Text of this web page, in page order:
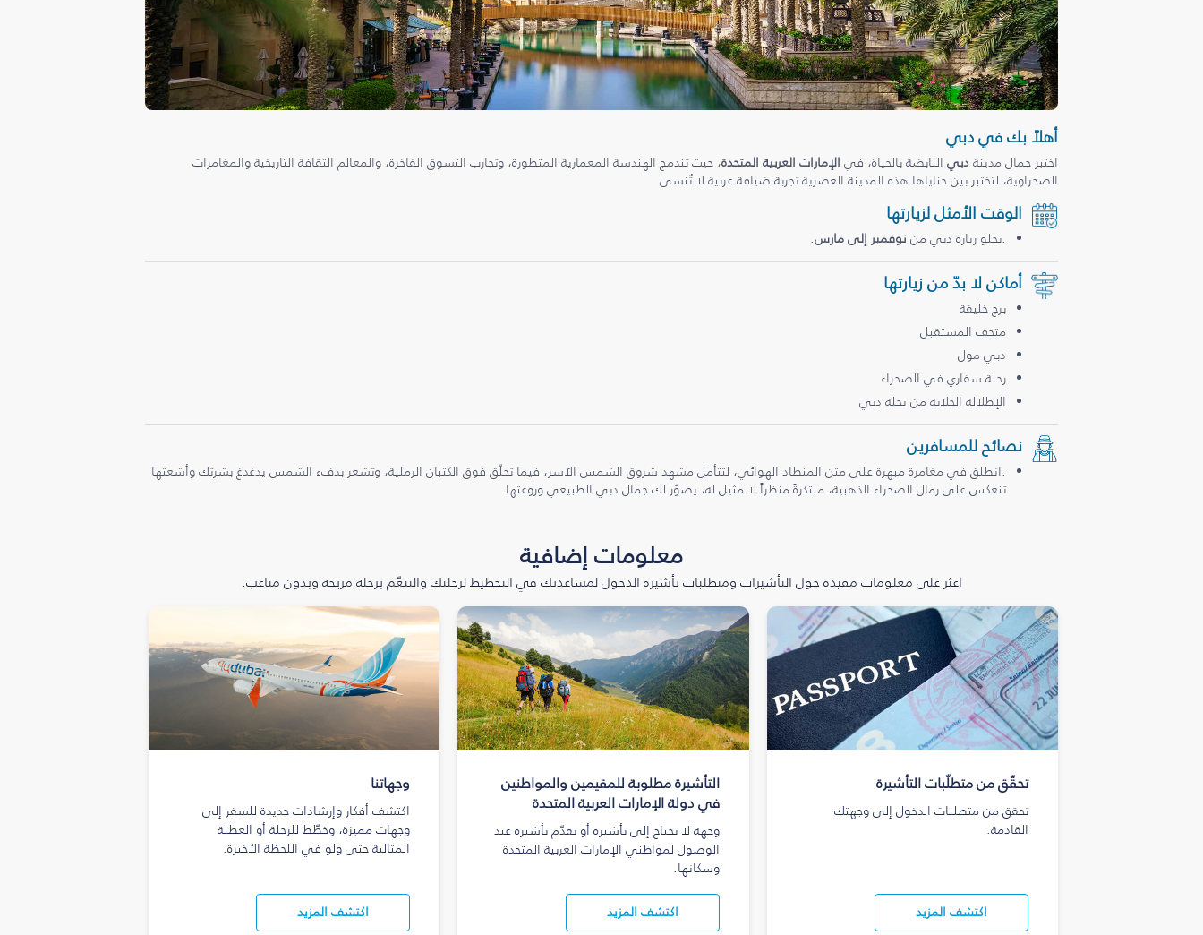
أهلاً بك في دبي
اختبر جمال مدينةدبي النابضة بالحياة، في الإمارات العربية المتحدة، حيث تندمج الهندسة المعمارية المتطورة، وتجارب التسوق الفاخرة، والمعالم الثقافة التاريخية والمغامرات
الصحراوية، لتختبر بين حناياها هذه المدينة العصرية تجربة ضيافة عربية لا تُنسى
الوقت الأمثل لزيارتها
.تحلو زيارة دبي من نوفمبر إلى مارس.
أماكن لا بدّ من زيارتها
برج خليفة
متحف المستقبل
دبي مول
رحلة سفاري في الصحراء
الإطلالة الخلابة من نخلة دبي
نصائح للمسافرين
.انطلق في مغامرة مبهرة على متن المنطاد الهوائي، لتتأمل مشهد شروق الشمس الآسر، فيما تحلّق فوق الكثبان الرملية، وتشعر بدفء الشمس يدغدغ بشرتك وأشعتها
تنعكس على رمال الصحراء الذهبية، مبتكرةً منظراً لا مثيل له، يصوّر لك جمال دبي الطبيعي وروعتها.
معلومات إضافية
اعثر على معلومات مفيدة حول التأشيرات ومتطلبات تأشيرة الدخول لمساعدتك في التخطيط لرحلتك والتنعّم برحلة مريحة وبدون متاعب.
تحقّق من متطلّبات التأشيرة
تحقق من متطلبات الدخول إلى وجهتك
القادمة.
اكتشف المزيد
التأشيرة مطلوبة للمقيمين والمواطنين
في دولة الإمارات العربية المتحدة
وجهة لا تحتاج إلى تأشيرة أو تقدّم تأشيرة عند
الوصول لمواطني الإمارات العربية المتحدة
وسكانها.
اكتشف المزيد
وجهاتنا
اكتشف أفكار وإرشادات جديدة للسفر إلى
وجهات مميزة، وخطّط للرحلة أو العطلة
المثالية حتى ولو في اللحظة الأخيرة.
اكتشف المزيد